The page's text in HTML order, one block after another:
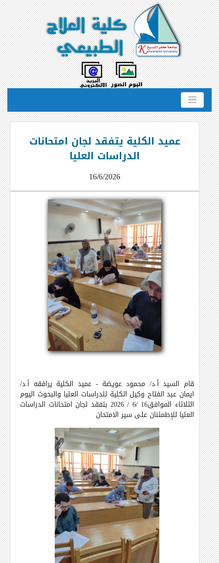
عميد الكلية يتفقد لجان امتحانات
الدراسات العليا
16/6/2026
قام السيد أ.د/ محمود عويضة - عميد الكلية يرافقه أ.د/
ايمان عبد الفتاح وكيل الكلية للدراسات العليا والبحوث اليوم
الثلاثاء الموافق16 /6 / 2026 بتفقد لجان امتحانات الدراسات
العليا للإطمئنان على سير الامتحان